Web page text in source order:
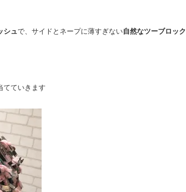
シュで、サイドとネープに薄すぎない自然なツーブロック
てていきます